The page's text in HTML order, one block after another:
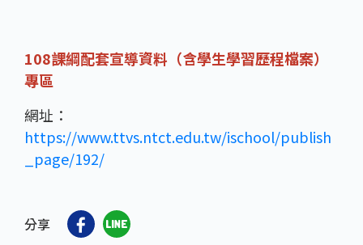
108課綱配套宣導資料（含學生學習歷程檔案）
專區
網址：
https://www.ttvs.ntct.edu.tw/ischool/publish
_page/192/
分享